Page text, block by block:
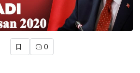
0